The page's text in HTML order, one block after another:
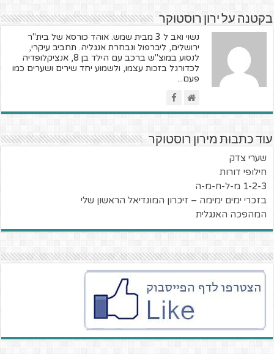
בקטנה על ירון רוסטוקר
נשוי ואב ל 3 מבית שמש. אוהד כורסא של בית"ר
ירושלים, ליברפול ונבחרת אנגליה. תחביב עיקרי,
לנסוע במוצ"ש ברכב עם הילד בן 8, אנציקלופדיה
לכדורגל בזכות עצמו, ולשמוע יחד שירים ושערים כמו
פעם...
עוד כתבות מירון רוסטוקר
שערי צדק
חילופי דורות
1-2-3 מ-ל-ח-מ-ה
בזכרי ימים ימימה – זיכרון המונדיאל הראשון שלי
המהפכה האנגלית